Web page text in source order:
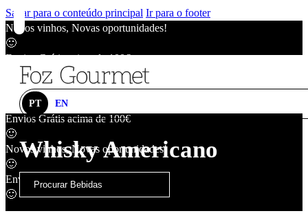
Saltar para o conteúdo principal Ir para o footer
Novos vinhos, Novas oportunidades!
🙂
Envios Grátis acima de 100€
Novos vinhos, Novas oportunidades!
Envios Grátis acima de 100€
🙂
Novos vinhos, Novas oportunidades!
🙂
Envios Grátis acima de 100€
🙂
PT EN
Whisky Americano